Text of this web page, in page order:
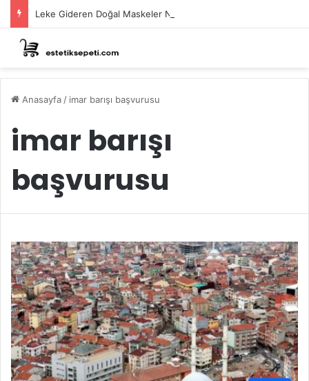
Leke Gideren Doğal Maskeler Nasıl Yapılır?
Anasayfa / imar barışı başvurusu
imar barışı
başvurusu